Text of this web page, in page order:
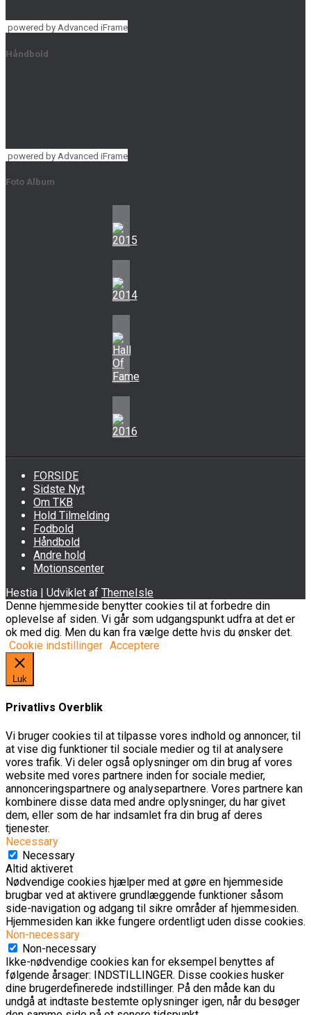
powered by Advanced iFrame
Håndbold
powered by Advanced iFrame
Foto Album
FORSIDE
Sidste Nyt
Om TKB
Hold Tilmelding
Fodbold
Håndbold
Andre hold
Motionscenter
Hestia | Udviklet af ThemeIsle
Denne hjemmeside benytter cookies til at forbedre din
oplevelse af siden. Vi går som udgangspunkt udfra at det er
ok med dig. Men du kan fra vælge dette hvis du ønsker det.
Cookie indstillinger Acceptere
Luk
Privatlivs Overblik
Vi bruger cookies til at tilpasse vores indhold og annoncer, til
at vise dig funktioner til sociale medier og til at analysere
vores trafik. Vi deler også oplysninger om din brug af vores
website med vores partnere inden for sociale medier,
annonceringspartnere og analysepartnere. Vores partnere kan
kombinere disse data med andre oplysninger, du har givet
dem, eller som de har indsamlet fra din brug af deres
tjenester.
Necessary
Necessary
Altid aktiveret
Nødvendige cookies hjælper med at gøre en hjemmeside
brugbar ved at aktivere grundlæggende funktioner såsom
side-navigation og adgang til sikre områder af hjemmesiden.
Hjemmesiden kan ikke fungere ordentligt uden disse cookies.
Non-necessary
Non-necessary
Ikke-nødvendige cookies kan for eksempel benyttes af
følgende årsager: INDSTILLINGER. Disse cookies husker
dine brugerdefinerede indstillinger. På den måde kan du
undgå at indtaste bestemte oplysninger igen, når du besøger